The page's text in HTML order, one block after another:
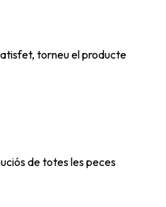
torneu el producte
de totes les peces